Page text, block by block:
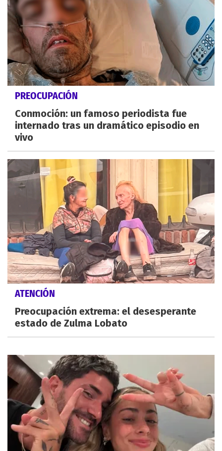
PREOCUPACIÓN
Conmoción: un famoso periodista fue
internado tras un dramático episodio en
vivo
ATENCIÓN
Preocupación extrema: el desesperante
estado de Zulma Lobato